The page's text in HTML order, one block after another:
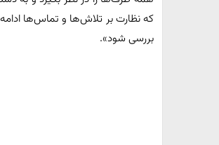
که نظارت بر تلاش‌ها و تماس‌ها ادامه
بررسی شود».